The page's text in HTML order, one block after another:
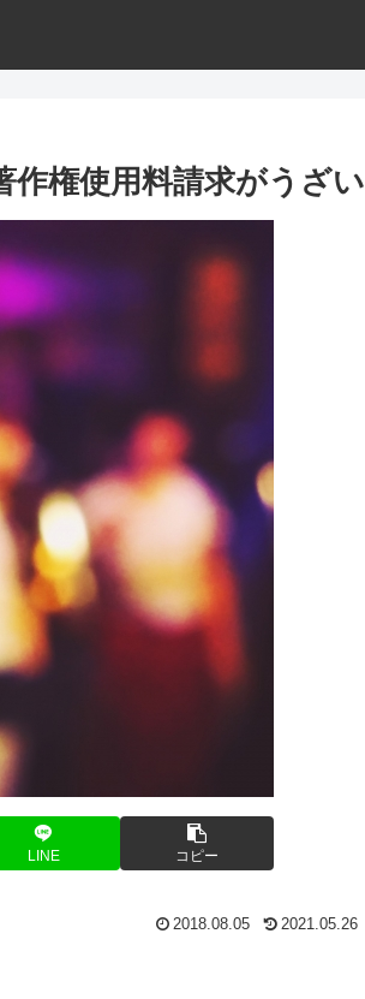
権使用料請求がうざい
LINE コピー
2018.08.05 2021.05.26